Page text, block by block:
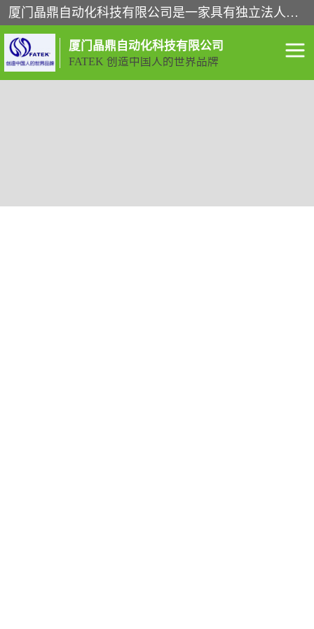
厦门晶鼎自动化科技有限公司是一家具有独立法人资格的高新技术企业；代理销售的产品有台湾威纶触摸屏，魏德米勒全系列，永宏触摸屏,威纶触摸屏,台湾威纶weinview触摸屏,台湾永宏PLC，FATEK,永宏伺服,图儿克总线，施耐德，欧姆龙，西门子，富士变频，K&N蓝系列， BUSSMANN，松下变频器，丹佛斯变频器等。
厦门晶鼎自动化科技有限公司
FATEK 创造中国人的世界品牌